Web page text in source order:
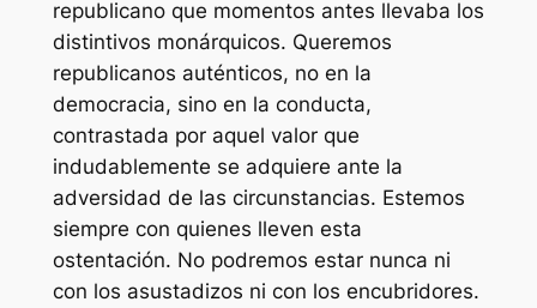
republicano que momentos antes llevaba los
distintivos monárquicos. Queremos
republicanos auténticos, no en la
democracia, sino en la conducta,
contrastada por aquel valor que
indudablemente se adquiere ante la
adversidad de las circunstancias. Estemos
siempre con quienes lleven esta
ostentación. No podremos estar nunca ni
con los asustadizos ni con los encubridores.